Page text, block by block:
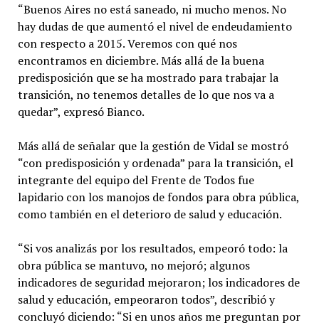
“Buenos Aires no está saneado, ni mucho menos. No
hay dudas de que aumentó el nivel de endeudamiento
con respecto a 2015. Veremos con qué nos
encontramos en diciembre. Más allá de la buena
predisposición que se ha mostrado para trabajar la
transición, no tenemos detalles de lo que nos va a
quedar”, expresó Bianco.
Más allá de señalar que la gestión de Vidal se mostró
“con predisposición y ordenada” para la transición, el
integrante del equipo del Frente de Todos fue
lapidario con los manojos de fondos para obra pública,
como también en el deterioro de salud y educación.
“Si vos analizás por los resultados, empeoró todo: la
obra pública se mantuvo, no mejoró; algunos
indicadores de seguridad mejoraron; los indicadores de
salud y educación, empeoraron todos”, describió y
concluyó diciendo: “Si en unos años me preguntan por